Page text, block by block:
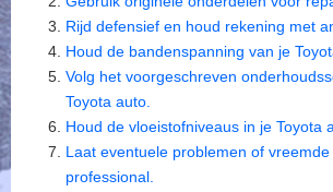
Rijd defensief en houd rekening met
Houd de bandenspanning van je
Volg het voorgeschreven
Toyota auto.
Houd de vloeistofniveaus in je
Laat eventuele problemen of
professional.